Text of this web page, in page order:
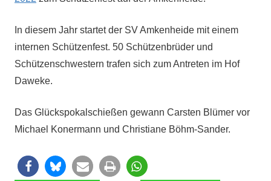
In diesem Jahr startet der SV Amken­hei­de mit einem
inter­nen Schützen­fest. 50 Schützen­brüder und
Schützen­schwest­ern trafen sich zum Antreten im Hof
Daweke.
Das Glück­spokalschießen gewann Carsten Blümer vor
Michael Kon­er­mann und Chris­tiane Böhm-Sander.